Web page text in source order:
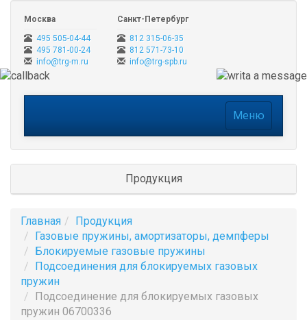
Москва
495 505-04-44
495 781-00-24
info@trg-m.ru
Санкт-Петербург
812 315-06-35
812 571-73-10
info@trg-spb.ru
Меню
Продукция
Главная
Продукция
Газовые пружины, амортизаторы, демпферы
Блокируемые газовые пружины
Подсоединения для блокируемых газовых
пружин
Подсоединение для блокируемых газовых
пружин 06700336